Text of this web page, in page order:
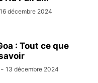
16 décembre 2024
: Tout ce que
- 13 décembre 2024